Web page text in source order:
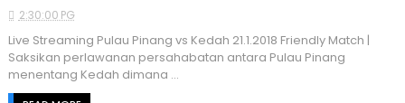
2:30:00 PG
Live Streaming Pulau Pinang vs Kedah 21.1.2018 Friendly Match |
Saksikan perlawanan persahabatan antara Pulau Pinang
menentang Kedah dimana ...